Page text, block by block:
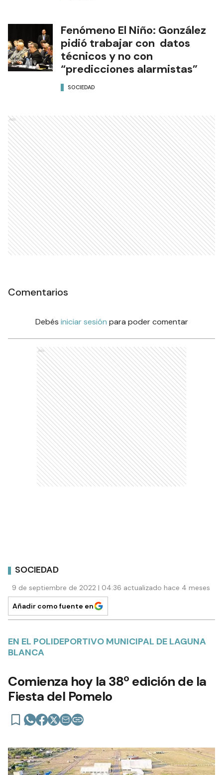
Fenómeno El Niño: González
pidió trabajar con datos
técnicos y no con
“predicciones alarmistas”
SOCIEDAD
Ads
Comentarios
Debés iniciar sesión para poder comentar
Ads
SOCIEDAD
9 de septiembre de 2022 | 04:36 actualizado hace 4 meses
Añadir como fuente en
EN EL POLIDEPORTIVO MUNICIPAL DE LAGUNA
BLANCA
Comienza hoy la 38º edición de la
Fiesta del Pomelo